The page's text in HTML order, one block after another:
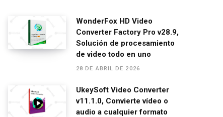
ce
b
o
k
g
at
s
A
p
p
e
gr
a
m
ail
p
WonderFox HD Video
Converter Factory Pro v28.9,
Solución de procesamiento
de video todo en uno
28 DE ABRIL DE 2026
UkeySoft Video Converter
v11.1.0, Convierte vídeo o
audio a cualquier formato